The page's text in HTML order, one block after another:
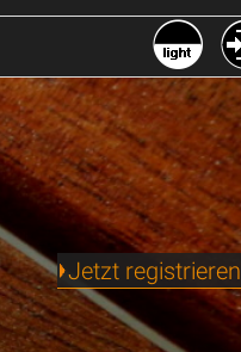
Jetzt registrieren